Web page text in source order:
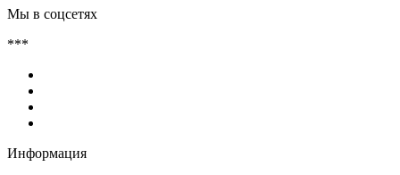
Мы в соцсетях
***
Информация